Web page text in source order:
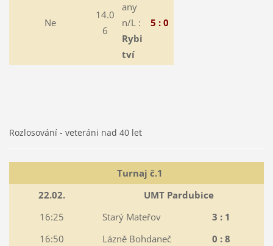
Ne
14.0
6
any
n/L :
Rybi
tví
5 : 0
Rozlosování - veteráni nad 40 let
Turnaj č.1
22.02.
UMT Pardubice
16:25
Starý Mateřov
3 : 1
16:50
Lázně Bohdaneč
0 : 8